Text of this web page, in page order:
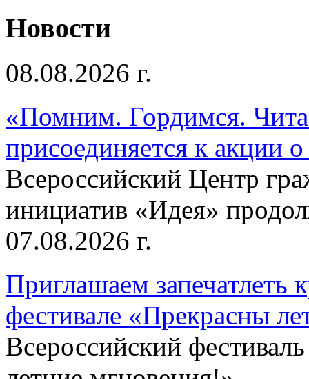
Новости
08.08.2026 г.
«Помним. Гордимся.
присоединяется к акции
Всероссийский Центр
инициатив «Идея»
07.08.2026 г.
Приглашаем запечатлеть
фестивале «Прекрасны
Всероссийский